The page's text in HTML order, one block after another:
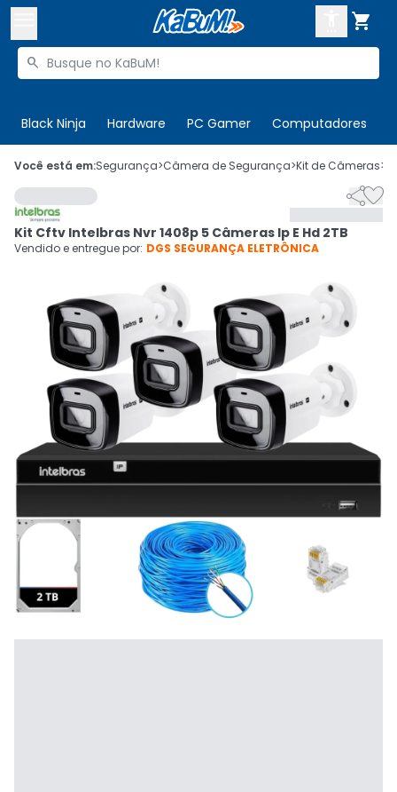

Buscar produtos

Black Ninja Hardware PC Gamer Computadores
 Olá. Acesse sua conta
 Departamentos
Cupons
Ativar tradutor em libras
CADASTRE-SE
Você está em:Segurança>Câmera de Segurança>Kit de Câmeras>

Kit Cftv Intelbras Nvr 1408p 5 Câmeras Ip E Hd 2TB
Vendido e entregue por: DGS SEGURANÇA ELETRÔNICA